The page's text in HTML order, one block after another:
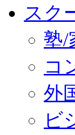
スク
塾/
コ
外
ビ